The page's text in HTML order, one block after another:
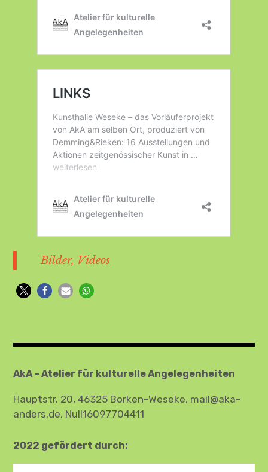
Bilder, Videos
AkA – Atelier für kulturelle Angelegenheiten
Hauptstr. 20, 46325 Borken-Weseke, mail@aka-
anders.de, Null16097704411
2022 gefördert durch: